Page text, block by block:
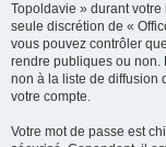
Topoldavie » durant
seule discrétion de «
vous pouvez contrôler
rendre publiques ou non.
non à la liste de diffusion
votre compte.
Votre mot de passe est